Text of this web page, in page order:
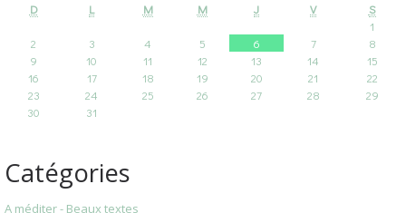
D L M M J V
S
1
2
3 4 5 6 7
8
9
10 11 12 13 14
15
16
17 18 19 20 21
22
23
24 25 26 27 28
29
30
31
Catégories
A méditer - Beaux textes